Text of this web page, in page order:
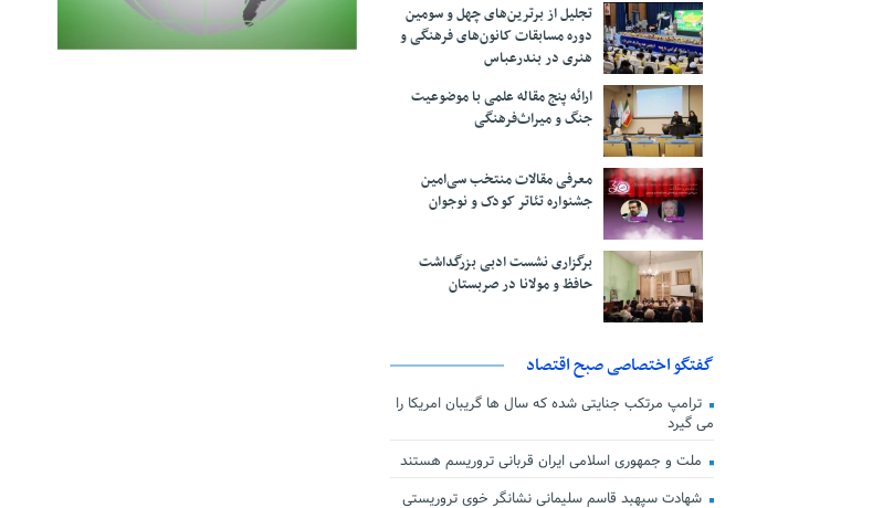
تجلیل از بر‌ترین‌های چهل و سومین
دوره مسابقات کانون‌های فرهنگی و
هنری در بندرعباس
ارائه پنج مقاله علمی با موضوعیت
جنگ و میراث‌فرهنگی
معرفی مقالات منتخب سی‌امین
جشنواره تئاتر کودک و نوجوان
برگزاری نشست ادبی بزرگداشت
حافظ و مولانا در صربستان
گفتگو اختصاصی صبح اقتصاد
ترامپ مرتکب جنایتی شده که سال ها گریبان امریکا را
می گیرد
ملت و جمهوری اسلامی ایران قربانی تروریسم هستند
شهادت سپهبد قاسم سلیمانی نشانگر خوی تروریستی